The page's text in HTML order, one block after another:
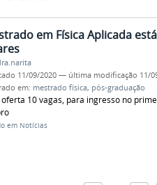
em Física Aplicada
11/09/2020 — última modificação 11/
em: mestrado física, pós-graduação
10 vagas, para ingresso no
em Notícias